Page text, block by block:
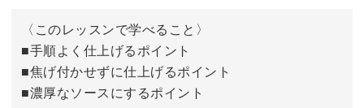
〈このレッスンで学べること〉
■手順よく仕上げるポイント
■焦げ付かせずに仕上げるポイント
■濃厚なソースにするポイント